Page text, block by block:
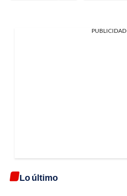
PUBLICIDAD
Lo último